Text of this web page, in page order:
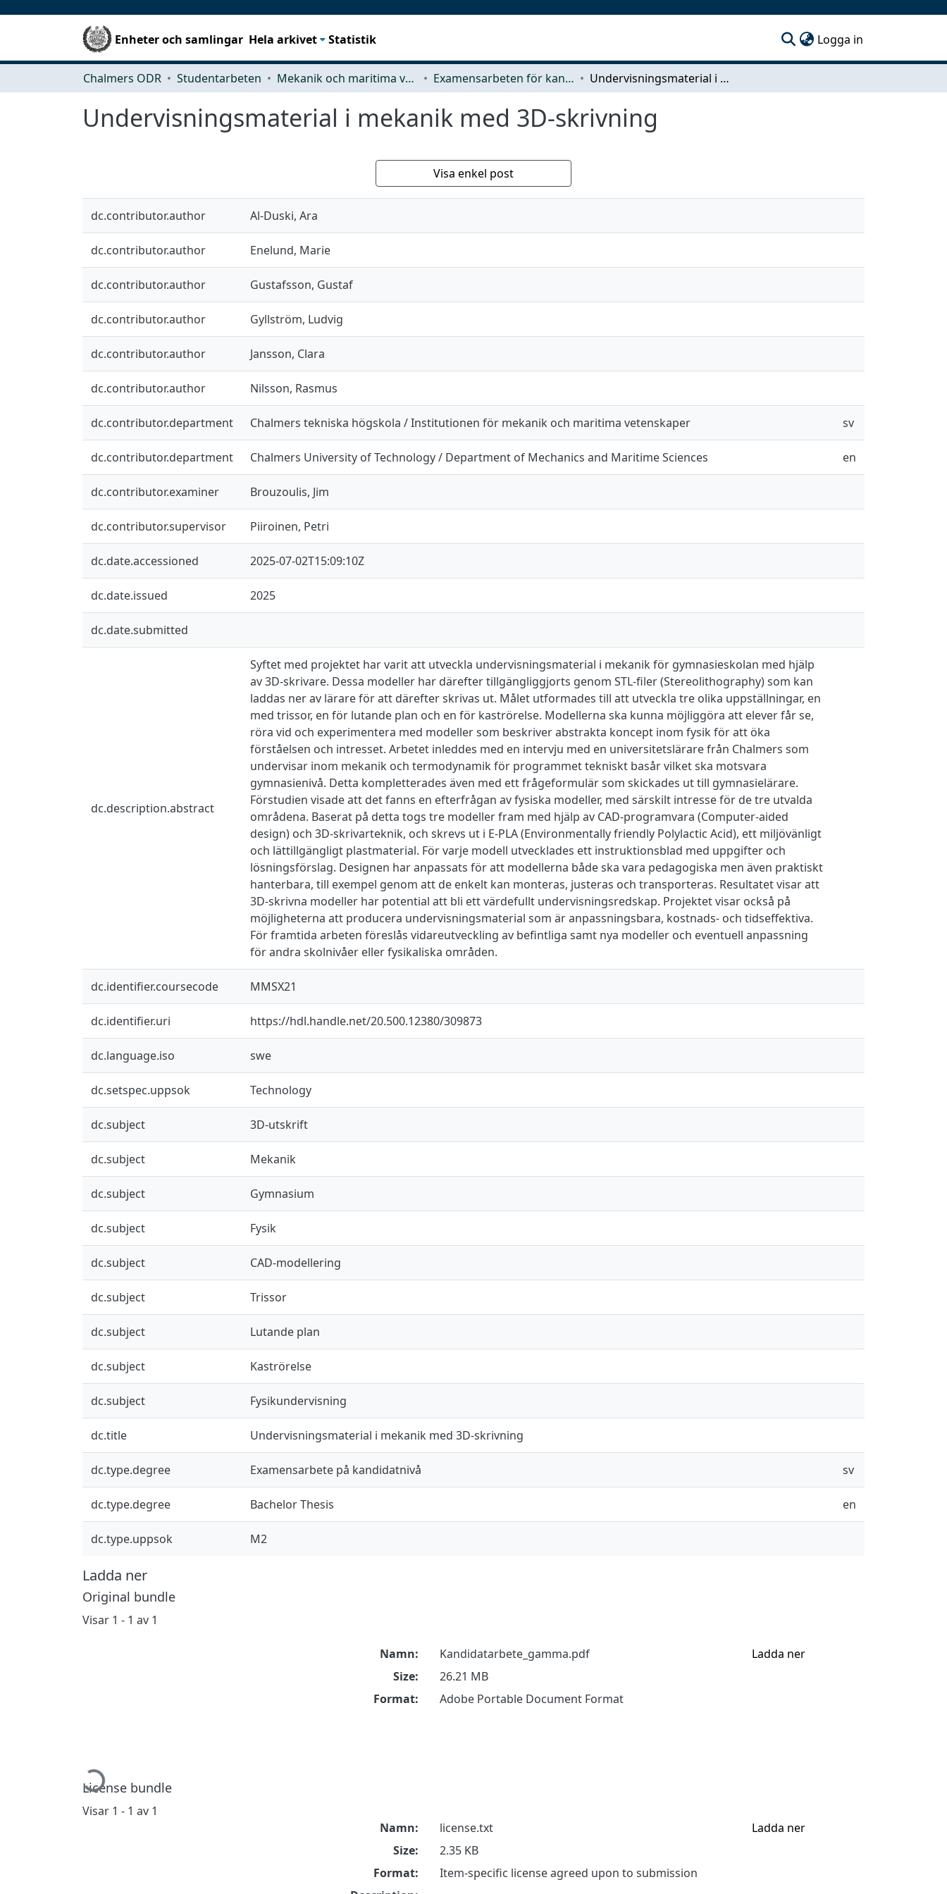
Enheter och samlingar Hela arkivet Statistik Logga in
Chalmers ODR Studentarbeten Mekanik och maritima vetenskaper (M2) Examensarbeten för kandidatexamen Undervisningsmaterial i mekanik med 3D-skrivning
Undervisningsmaterial i mekanik med 3D-skrivning
Visa enkel post
dc.contributor.author Al-Duski, Ara
dc.contributor.author Enelund, Marie
dc.contributor.author Gustafsson, Gustaf
dc.contributor.author Gyllström, Ludvig
dc.contributor.author Jansson, Clara
dc.contributor.author Nilsson, Rasmus
dc.contributor.department Chalmers tekniska högskola / Institutionen för mekanik och maritima vetenskaper sv
dc.contributor.department Chalmers University of Technology / Department of Mechanics and Maritime Sciences en
dc.contributor.examiner Brouzoulis, Jim
dc.contributor.supervisor Piiroinen, Petri
dc.date.accessioned 2025-07-02T15:09:10Z
dc.date.issued 2025
dc.date.submitted
dc.description.abstract
Syftet med projektet har varit att utveckla undervisningsmaterial i mekanik för gymnasieskolan med hjälp
av 3D-skrivare. Dessa modeller har därefter tillgängliggjorts genom STL-filer (Stereolithography) som kan
laddas ner av lärare för att därefter skrivas ut. Målet utformades till att utveckla tre olika uppställningar, en
med trissor, en för lutande plan och en för kaströrelse. Modellerna ska kunna möjliggöra att elever får se,
röra vid och experimentera med modeller som beskriver abstrakta koncept inom fysik för att öka
förståelsen och intresset. Arbetet inleddes med en intervju med en universitetslärare från Chalmers som
undervisar inom mekanik och termodynamik för programmet tekniskt basår vilket ska motsvara
gymnasienivå. Detta kompletterades även med ett frågeformulär som skickades ut till gymnasielärare.
Förstudien visade att det fanns en efterfrågan av fysiska modeller, med särskilt intresse för de tre utvalda
områdena. Baserat på detta togs tre modeller fram med hjälp av CAD-programvara (Computer-aided
design) och 3D-skrivarteknik, och skrevs ut i E-PLA (Environmentally friendly Polylactic Acid), ett miljövänligt
och lättillgängligt plastmaterial. För varje modell utvecklades ett instruktionsblad med uppgifter och
lösningsförslag. Designen har anpassats för att modellerna både ska vara pedagogiska men även praktiskt
hanterbara, till exempel genom att de enkelt kan monteras, justeras och transporteras. Resultatet visar att
3D-skrivna modeller har potential att bli ett värdefullt undervisningsredskap. Projektet visar också på
möjligheterna att producera undervisningsmaterial som är anpassningsbara, kostnads- och tidseffektiva.
För framtida arbeten föreslås vidareutveckling av befintliga samt nya modeller och eventuell anpassning
för andra skolnivåer eller fysikaliska områden.
dc.identifier.coursecode MMSX21
dc.identifier.uri https://hdl.handle.net/20.500.12380/309873
dc.language.iso swe
dc.setspec.uppsok Technology
dc.subject 3D-utskrift
dc.subject Mekanik
dc.subject Gymnasium
dc.subject Fysik
dc.subject CAD-modellering
dc.subject Trissor
dc.subject Lutande plan
dc.subject Kaströrelse
dc.subject Fysikundervisning
dc.title Undervisningsmaterial i mekanik med 3D-skrivning
dc.type.degree Examensarbete på kandidatnivå sv
dc.type.degree Bachelor Thesis en
dc.type.uppsok M2
Ladda ner
Original bundle
Visar 1 - 1 av 1
Hämtar...
Namn:
Kandidatarbete_gamma.pdf
Size:
26.21 MB
Format:
Adobe Portable Document Format
Ladda ner
License bundle
Visar 1 - 1 av 1
Namn:
license.txt
Size:
2.35 KB
Format:
Item-specific license agreed upon to submission
Ladda ner